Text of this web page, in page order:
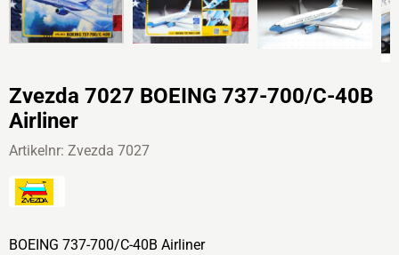
Zvezda 7027 BOEING 737-700/C-40B
Airliner
Artikelnr: Zvezda 7027
BOEING 737-700/C-40B Airliner